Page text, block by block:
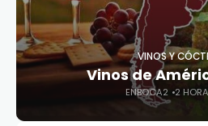
VINOS Y
Vinos de
ENBOCA2 2